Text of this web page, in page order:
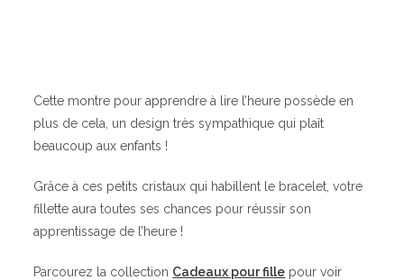
Cette montre pour apprendre à lire l’heure possède en
plus de cela, un design très sympathique qui plaît
beaucoup aux enfants !
Grâce à ces petits cristaux qui habillent le bracelet, votre
fillette aura toutes ses chances pour réussir son
apprentissage de l’heure !
Parcourez la collection Cadeaux pour fille pour voir